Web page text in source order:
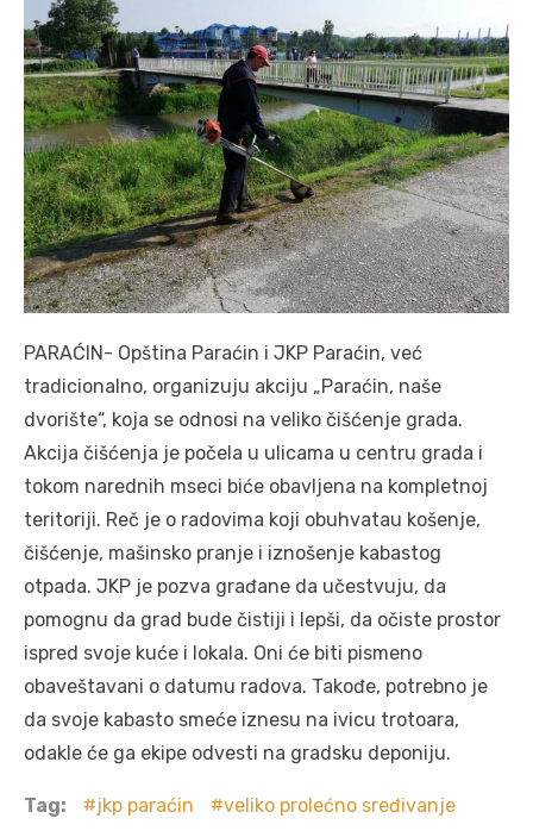
PARAĆIN- Opština Paraćin i JKP Paraćin, već
tradicionalno, organizuju akciju „Paraćin, naše
dvorište“, koja se odnosi na veliko čišćenje grada.
Akcija čišćenja je počela u ulicama u centru grada i
tokom narednih mseci biće obavljena na kompletnoj
teritoriji. Reč je o radovima koji obuhvatau košenje,
čišćenje, mašinsko pranje i iznošenje kabastog
otpada. JKP je pozva građane da učestvuju, da
pomognu da grad bude čistiji i lepši, da očiste prostor
ispred svoje kuće i lokala. Oni će biti pismeno
obaveštavani o datumu radova. Takođe, potrebno je
da svoje kabasto smeće iznesu na ivicu trotoara,
odakle će ga ekipe odvesti na gradsku deponiju.
Tag: jkp paraćin veliko prolećno sređivanje